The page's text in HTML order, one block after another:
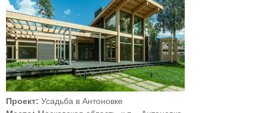
Проект: Усадьба в Антоновке